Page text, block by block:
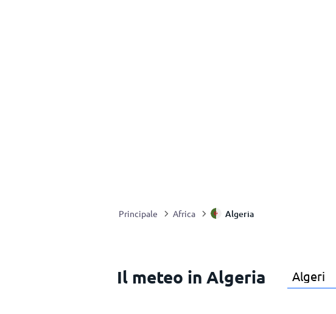
Principale Africa Algeria
Il meteo in Algeria